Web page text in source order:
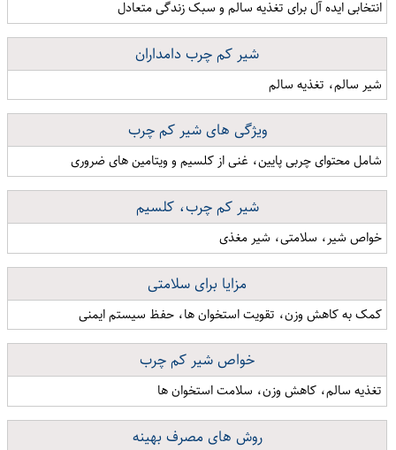
انتخابی ایده آل برای تغذیه سالم و سبک زندگی متعادل
شیر کم چرب دامداران
شیر سالم، تغذیه سالم
ویژگی های شیر کم چرب
شامل محتوای چربی پایین، غنی از کلسیم و ویتامین های ضروری
شیر کم چرب، کلسیم
خواص شیر، سلامتی، شیر مغذی
مزایا برای سلامتی
کمک به کاهش وزن، تقویت استخوان ها، حفظ سیستم ایمنی
خواص شیر کم چرب
تغذیه سالم، کاهش وزن، سلامت استخوان ها
روش های مصرف بهینه